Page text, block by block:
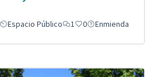
Espacio Público 1 0 Enmienda